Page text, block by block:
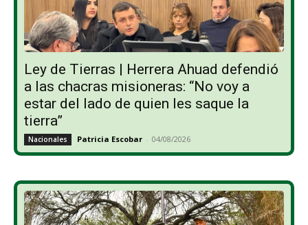
Ley de Tierras | Herrera Ahuad defendió
a las chacras misioneras: “No voy a
estar del lado de quien les saque la
tierra”
Nacionales Patricia Escobar - 04/08/2026